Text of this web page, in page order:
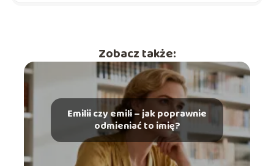
Zobacz także:
Emilii czy emili – jak poprawnie
odmieniać to imię?